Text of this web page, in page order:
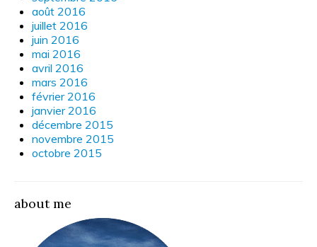
août 2016
juillet 2016
juin 2016
mai 2016
avril 2016
mars 2016
février 2016
janvier 2016
décembre 2015
novembre 2015
octobre 2015
about me